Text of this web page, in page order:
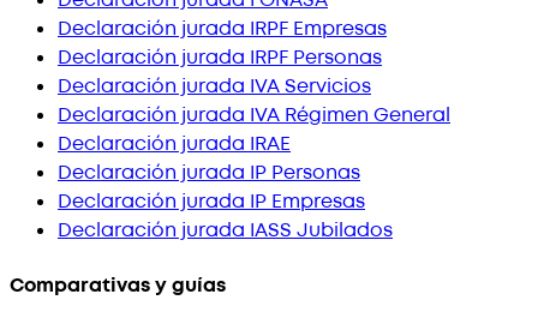
Declaración jurada IRPF Empresas
Declaración jurada IRPF Personas
Declaración jurada IVA Servicios
Declaración jurada IVA Régimen General
Declaración jurada IRAE
Declaración jurada IP Personas
Declaración jurada IP Empresas
Declaración jurada IASS Jubilados
Comparativas y guías